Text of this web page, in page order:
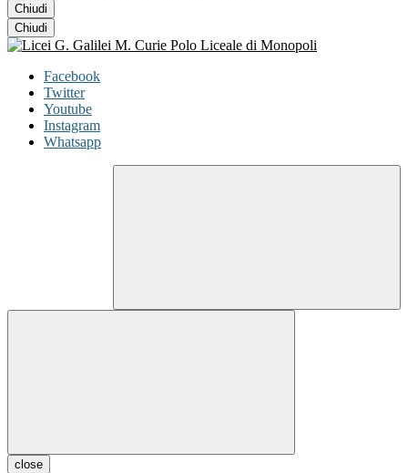
Chiudi
Chiudi
Facebook
Twitter
Youtube
Instagram
Whatsapp
close